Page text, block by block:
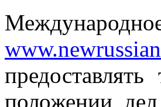
положении